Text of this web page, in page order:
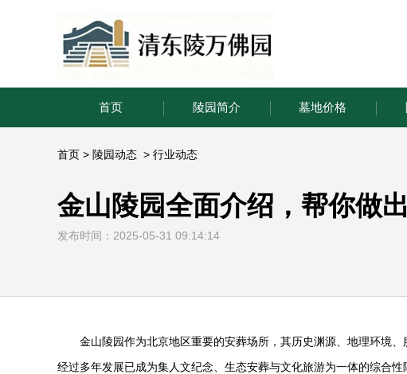
首页 陵园简介 墓地价格
首页 > 陵园动态 > 行业动态
金山陵园全面介绍，帮你做出
发布时间：2025-05-31 09:14:14
金山陵园作为北京地区重要的安葬场所，其历史渊源、地理环境
经过多年发展已成为集人文纪念、生态安葬与文化旅游为一体的综合